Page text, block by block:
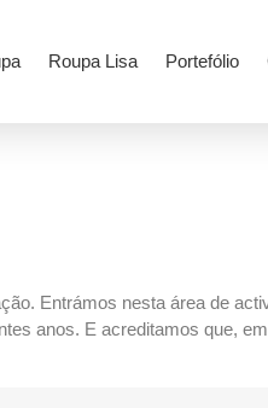
Roupa Lisa Portefólio
Entrámos nesta área de
anos. E acreditamos que,